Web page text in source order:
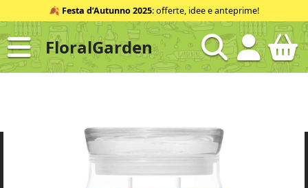
al
contenuto
ID
🍂 Festa d’Autunno 2025: offerte, idee e anteprime!
FloralGarden